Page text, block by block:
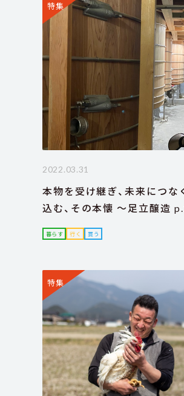
特集
2022.03.31
本物を受け継ぎ、未来につな
込む、その本懐 ～足立醸造
暮らす 行く 買う
特集